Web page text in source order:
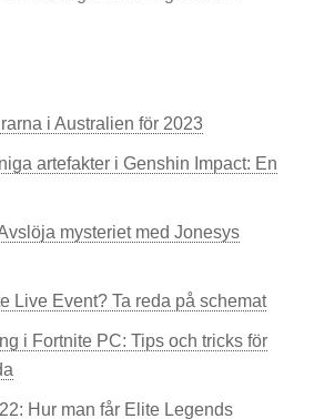
i Australien för 2023
artefakter i Genshin Impact: En
mysteriet med Jonesys
Live Event? Ta reda på schemat
i Fortnite PC: Tips och tricks för
Hur man får Elite Legends